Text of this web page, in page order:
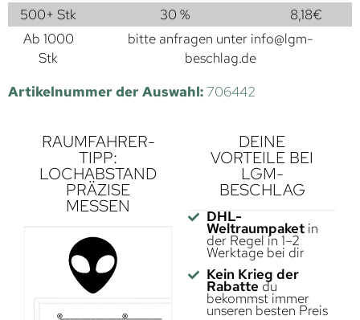
500+ Stk
30 % 8,18€
Ab 1000
Stk
bitte anfragen unter info@lgm-
beschlag.de
Artikelnummer der Auswahl: 706442
RAUMFAHRER-
TIPP:
LOCHABSTAND
PRÄZISE
MESSEN
DEINE
VORTEILE BEI
LGM-
BESCHLAG
DHL-
Weltraumpaketin
der Regel in 1–2
Werktage bei dir
Kein Krieg der
Rabatte du
bekommst immer
unseren besten Preis